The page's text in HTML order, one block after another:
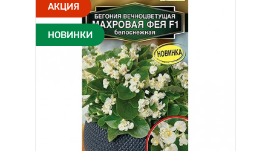
АКЦИЯ
НОВИНКИ